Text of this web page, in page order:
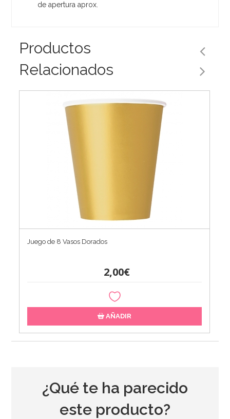
de apertura aprox.
Productos
Relacionados
Juego de 8 Vasos Dorados
2,00€
AÑADIR
¿Qué te ha parecido
este producto?